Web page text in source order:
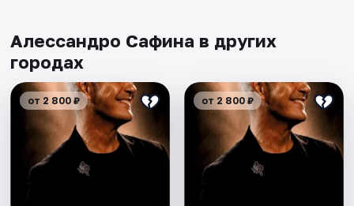
Алессандро Сафина в других
городах
от 2 800 ₽ от 2 800 ₽